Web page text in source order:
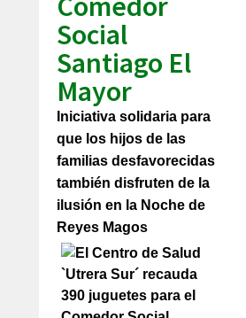
Social
Santiago El
Mayor
Iniciativa solidaria para
que los hijos de las
familias desfavorecidas
también disfruten de la
ilusión en la Noche de
Reyes Magos